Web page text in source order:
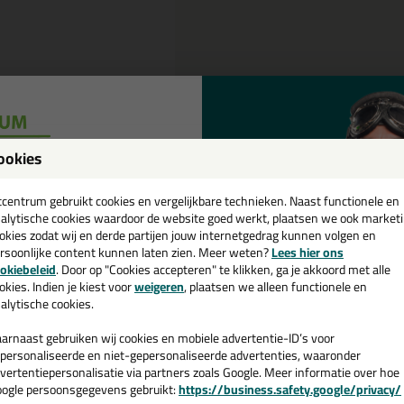
Omschrijving Specificaties
Primer 207 in 30ml
de Sika Primer 207 in 30ml vandaag nog! Vandaag besteld =
je meer weten over de toepassing en kenmerken van dit product?Lees
gebruikt cookies en vergelijkbare technieken. Naast functionele en
cookies waardoor de website goed werkt, plaatsen we ook
zodat wij en derde partijen jouw internetgedrag kunnen volgen en
content kunnen laten zien. Meer weten?Lees hier ons
. Door op "Cookies accepteren" te klikken, ga je akkoord met alle
Indien je kiest voorweigeren, plaatsen we alleen functionele en
cookies.
gebruiken wij cookies en mobiele advertentie-ID’s voor
en niet-gepersonaliseerde advertenties, waaronder
via partners zoals Google. Meer informatie over hoe
persoonsgegevens gebruikt:https://business.safety.google/privacy/
💚
en ontvang een
€35,-bij je eerste bestelling!
de actiecode ›